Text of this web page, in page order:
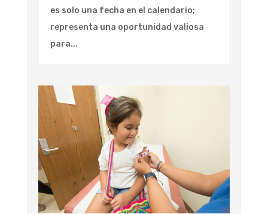
es solo una fecha en el calendario;
representa una oportunidad valiosa
para...